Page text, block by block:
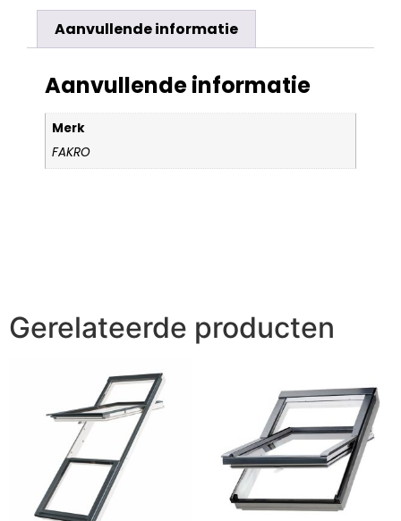
Aanvullende informatie
Aanvullende informatie
Merk
FAKRO
Gerelateerde producten